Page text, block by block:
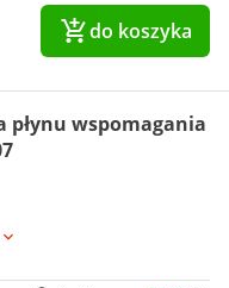
do koszyka
płynu wspomagania